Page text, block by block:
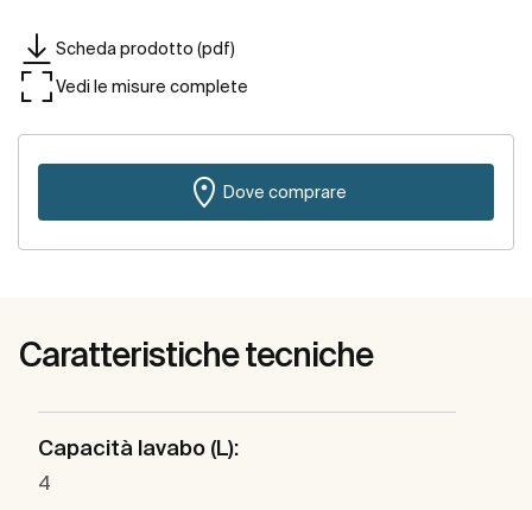
Scheda prodotto (pdf)
Vedi le misure complete
Dove comprare
Caratteristiche tecniche
Capacità lavabo (L):
4